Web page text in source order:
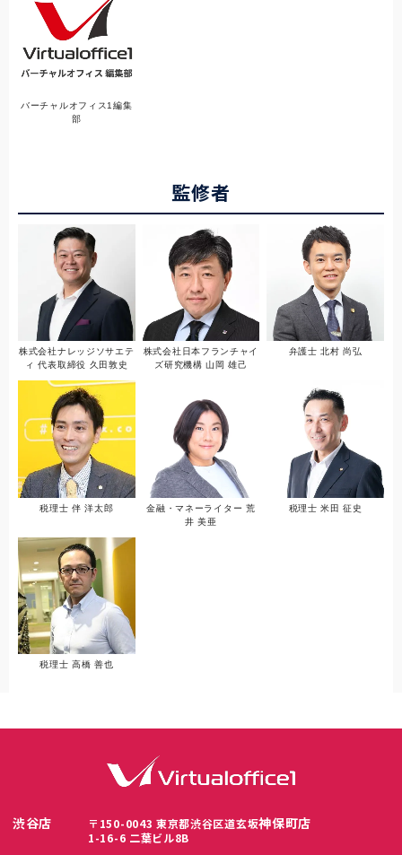
バーチャルオフィス1編集
部
監修者
株式会社ナレッジソサエテ
ィ 代表取締役 久田敦史
株式会社日本フランチャイ
ズ研究機構 山岡 雄己
弁護士 北村 尚弘
税理士 伴 洋太郎
金融・マネーライター 荒
井 美亜
税理士 米田 征史
税理士 高橋 善也
渋谷店
〒150-0043 東京都渋谷区道玄坂
1-16-6 二葉ビル8B
神保町店